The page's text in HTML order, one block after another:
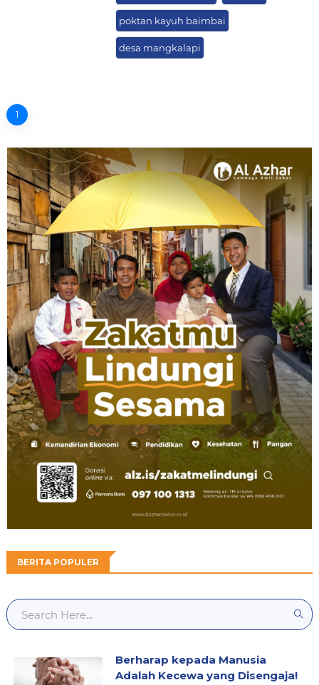
poktan kayuh baimbai
desa mangkalapi
1
BERITA POPULER
Berharap kepada Manusia
Adalah Kecewa yang Disengaja!